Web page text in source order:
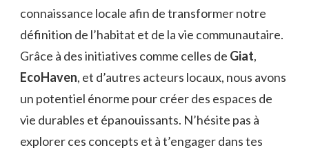
connaissance locale afin de transformer notre
définition de l’habitat et de la vie communautaire.
Grâce à des initiatives comme celles de Giat,
EcoHaven, et d’autres acteurs locaux, nous avons
un potentiel énorme pour créer des espaces de
vie durables et épanouissants. N’hésite pas à
explorer ces concepts et à t’engager dans tes